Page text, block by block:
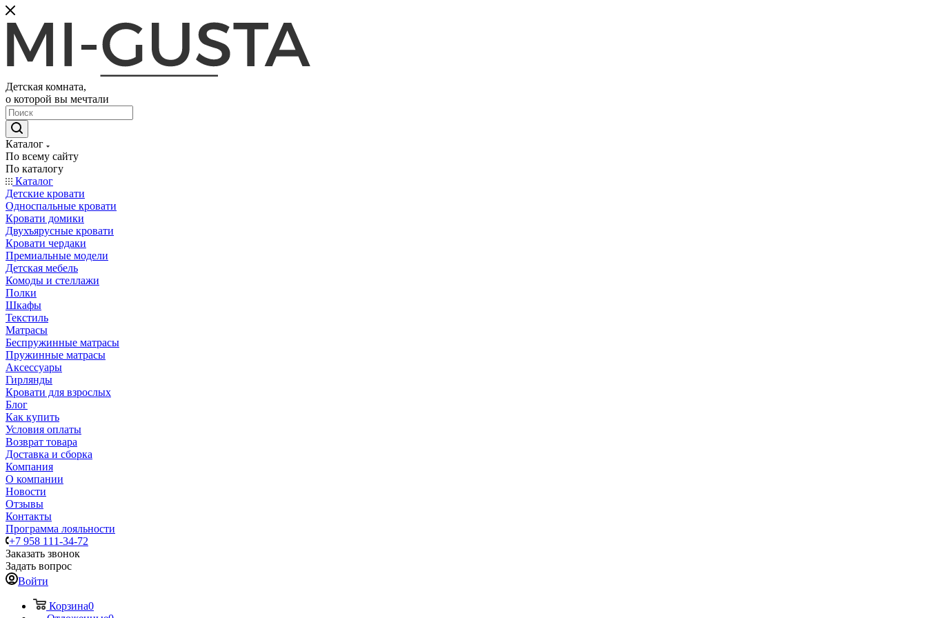
Детская комната,
о которой вы мечтали
Каталог
По всему сайту
По каталогу
Каталог
Детские кровати
Односпальные кровати
Кровати домики
Двухъярусные кровати
Кровати чердаки
Премиальные модели
Детская мебель
Комоды и стеллажи
Полки
Шкафы
Текстиль
Матрасы
Беспружинные матрасы
Пружинные матрасы
Аксессуары
Гирлянды
Кровати для взрослых
Блог
Как купить
Условия оплаты
Возврат товара
Доставка и сборка
Компания
О компании
Новости
Отзывы
Контакты
Программа лояльности
+7 958 111-34-72
Заказать звонок
Задать вопрос
Войти
Корзина0